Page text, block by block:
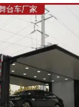
场景中的可用性
叶草无人机已开
、三叶草无人
流配送场景，
：